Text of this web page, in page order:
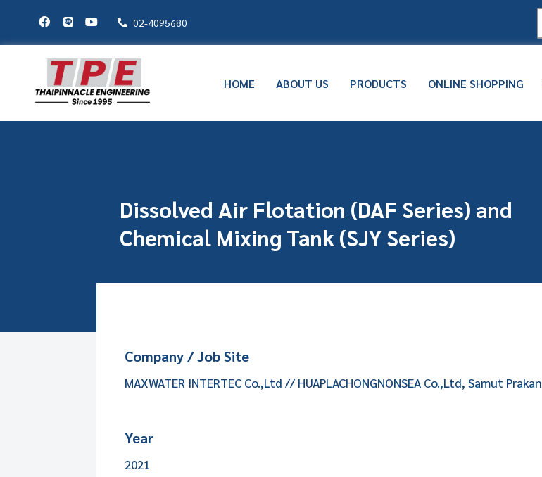
02-4095680
HOME ABOUT US PRODUCTS ONLINE SHOPPING
Dissolved Air Flotation (DAF Series) and
Chemical Mixing Tank (SJY Series)
Company / Job Site
MAXWATER INTERTEC Co.,Ltd // HUAPLACHONGNONSEA Co.,Ltd, Samut Prakan
Year
2021